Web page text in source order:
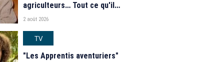
agriculteurs… Tout ce qu'il
faut savoir sur la saison 21 du
2 août 2026
TV
"Les Apprentis aventuriers"